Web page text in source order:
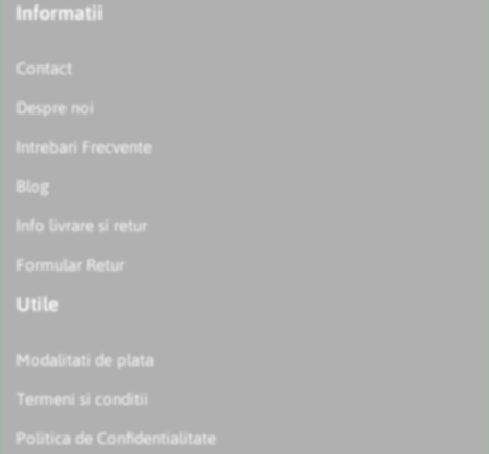
Informatii
Contact
Despre noi
Intrebari Frecvente
Blog
Info livrare si retur
Formular Retur
Utile
Modalitati de plata
Termeni si conditii
Politica de Confidentialitate